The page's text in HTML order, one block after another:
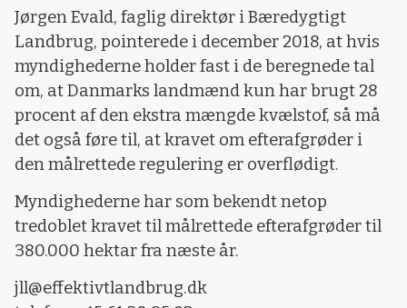
Jørgen Evald, faglig direktør i Bæredygtigt
Landbrug, pointerede i december 2018, at hvis
myndighederne holder fast i de beregnede tal
om, at Danmarks landmænd kun har brugt 28
procent af den ekstra mængde kvælstof, så må
det også føre til, at kravet om efterafgrøder i
den målrettede regulering er overflødigt.
Myndighederne har som bekendt netop
tredoblet kravet til målrettede efterafgrøder til
380.000 hektar fra næste år.
jll@effektivtlandbrug.dk